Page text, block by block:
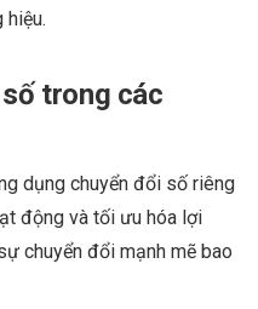
hiệu.
trong các
dụng chuyển đổi số riêng
động và tối ưu hóa lợi
chuyển đổi mạnh mẽ bao